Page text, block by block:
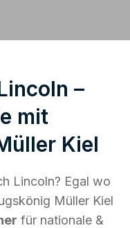
–
mit
Kiel
Lincoln? Egal wo
Müller Kiel
für nationale &